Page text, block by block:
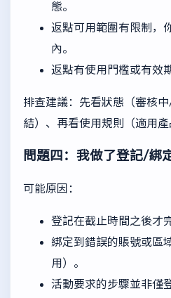
態。
返點可用範圍有限制，
內。
返點有使用門檻或有效
排查建議：先看狀態（審核
結）、再看使用規則（適用產
問題四：我做了登記/綁
可能原因：
登記在截止時間之後才
綁定到錯誤的賬號或區
用）。
活動要求的步驟並非僅